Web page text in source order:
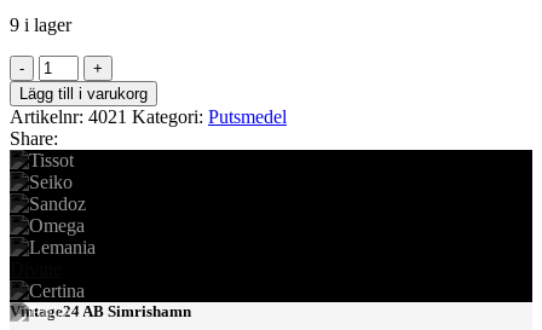
9 i lager
HAGERTY
Fine
Stones
Clean
mängd
Lägg till i varukorg
Artikelnr: 4021 Kategori: Putsmedel
Share:
Vintage24 AB Simrishamn